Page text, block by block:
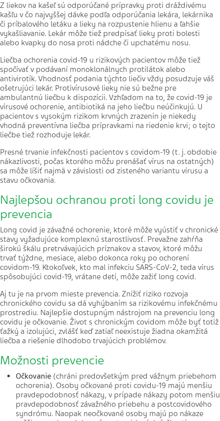
Z liekov na kašeľ sú odporúčané prípravky proti dráždivému
kašľu v čo najvyššej dávke podľa odporúčania lekára, lekárnika
či príbalového letáku a lieky na rozpustenie hlienu a ľahšie
vykašliavanie. Lekár môže tiež predpísať lieky proti bolesti
alebo kvapky do nosa proti nádche či upchatému nosu.
Liečba ochorenia covid-19 u rizikových pacientov môže tiež
spočívať v podávaní monoklonálnych protilátok alebo
antivirotík. Vhodnosť podania týchto liečiv vždy posudzuje váš
ošetrujúci lekár. Protivírusové lieky nie sú bežne pre
ambulantnú liečbu k dispozícii. Vzhľadom na to, že covid-19 je
vírusové ochorenie, antibiotiká na jeho liečbu neúčinkujú. U
pacientov s vysokým rizikom krvných zrazenín je niekedy
vhodná preventívna liečba prípravkami na riedenie krvi; o tejto
liečbe tiež rozhoduje lekár.
Presné trvanie infekčnosti pacientov s covidom-19 (t. j. obdobie
nákazlivosti, počas ktorého môžu prenášať vírus na ostatných)
sa môže líšiť najmä v závislosti od zisteného variantu vírusu a
stavu očkovania.
Najlepšou ochranou proti long covidu je
prevencia
Long covid je závažné ochorenie, ktoré môže vyústiť v chronické
stavy vyžadujúce komplexnú starostlivosť. Prevažne zahŕňa
širokú škálu pretrvávajúcich príznakov a stavov, ktoré môžu
trvať týždne, mesiace, alebo dokonca roky po ochorení
covidom-19. Ktokoľvek, kto mal infekciu SARS-CoV-2, teda vírus
spôsobujúci covid-19, vrátane detí, môže zažiť long covid.
Aj tu je na prvom mieste prevencia. Znížiť riziko rozvoja
chronického covidu sa dá vyhýbaním sa rizikovému infekčnému
prostrediu. Najlepšie dostupným nástrojom na prevenciu long
covidu je očkovanie. Život s chronickým covidom môže byť totiž
ťažký a izolujúci, zvlášť keď zatiaľ neexistuje žiadna okamžitá
liečba a riešenie dlhodobo trvajúcich problémov.
Možnosti prevencie
Očkovanie (chráni predovšetkým pred vážnym priebehom
ochorenia). Osoby očkované proti covidu-19 majú menšiu
pravdepodobnosť nákazy, v prípade nákazy potom menšiu
pravdepodobnosť závažného priebehu a postcovidového
syndrómu. Naopak neočkované osoby majú po nákaze